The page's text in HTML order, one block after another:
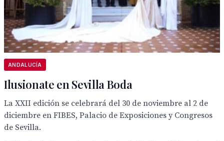
ANDALUCÍA
Ilusionate en Sevilla Boda
La XXII edición se celebrará del 30 de noviembre al 2 de
diciembre en FIBES, Palacio de Exposiciones y Congresos
de Sevilla.